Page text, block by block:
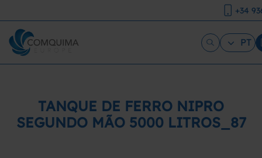
+34
PT
TANQUE DE FERRO NIPRO
SEGUNDO MÃO 5000 LITROS_87